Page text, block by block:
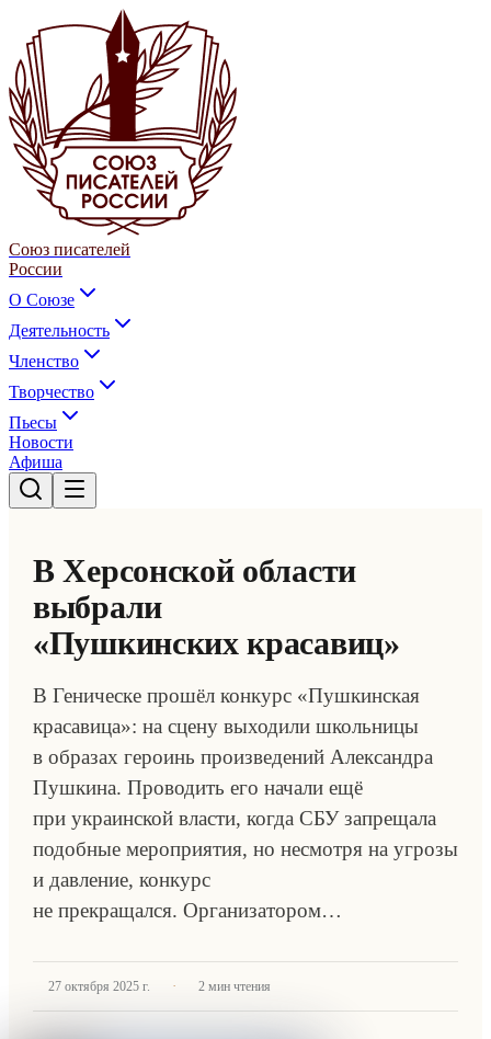
Союз писателей
России
О Союзе
Деятельность
Членство
Творчество
Пьесы
Новости
Афиша
В Херсонской области
выбрали
«Пушкинских красавиц»
В Геническе прошёл конкурс «Пушкинская
красавица»: на сцену выходили школьницы
в образах героинь произведений Александра
Пушкина. Проводить его начали ещё
при украинской власти, когда СБУ запрещала
подобные мероприятия, но несмотря на угрозы
и давление, конкурс
не прекращался. Организатором…
27 октября 2025 г. · 2 мин чтения